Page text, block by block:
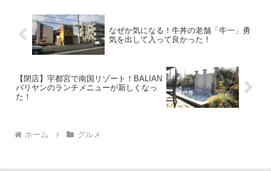
なぜか気になる！牛丼の老舗「牛一」勇
気を出して入って良かった！
【閉店】宇都宮で南国リゾート！BALIAN
バリヤンのランチメニューが新しくなっ
た！
ホーム グルメ